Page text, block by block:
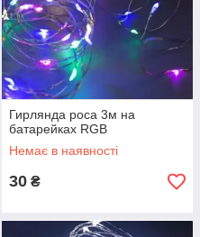
Гирлянда роса 3м на
батарейках RGB
Немає в наявності
30 ₴